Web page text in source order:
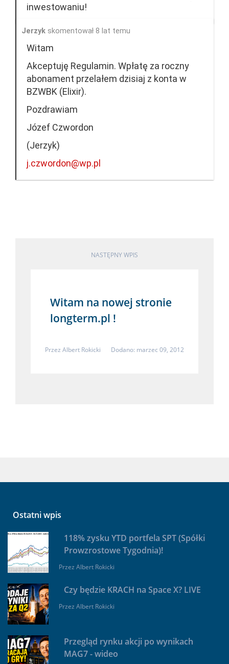
inwestowaniu!
Jerzyk skomentował 8 lat temu
Witam
Akceptuję Regulamin. Wpłatę za roczny
abonament przelałem dzisiaj z konta w
BZWBK (Elixir).
Pozdrawiam
Józef Czwordon
(Jerzyk)
j.czwordon@wp.pl
NASTĘPNY WPIS
Witam na nowej stronie
longterm.pl !
Przez Albert Rokicki Dodano: marzec 09, 2012
Ostatni wpis
118% zysku YTD portfela SPT (Spółki
Prowzrostowe Tygodnia)!
Przez Albert Rokicki
Czy będzie KRACH na Space X? LIVE
Przez Albert Rokicki
Przegląd rynku akcji po wynikach
MAG7 - wideo